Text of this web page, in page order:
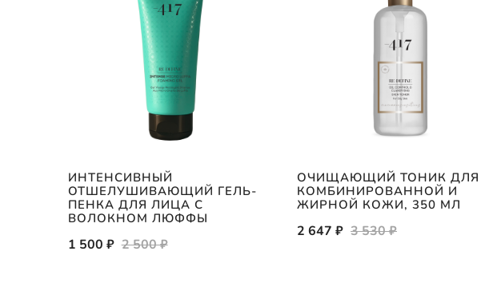
ИНТЕНСИВНЫЙ
ОТШЕЛУШИВАЮЩИЙ ГЕЛЬ-
ПЕНКА ДЛЯ ЛИЦА С
ВОЛОКНОМ ЛЮФФЫ
1 500 ₽ 2 500 ₽
ОЧИЩАЮЩИЙ ТОНИК ДЛЯ
КОМБИНИРОВАННОЙ И
ЖИРНОЙ КОЖИ, 350 МЛ
2 647 ₽ 3 530 ₽